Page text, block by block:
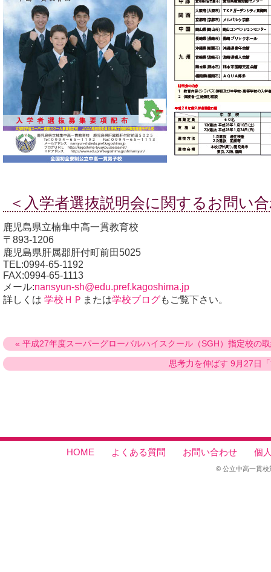
＜入学者選抜説明会に関するお問い
鹿児島県立楠隼中高一貫教育校
〒893-1206
鹿児島県肝属郡肝付町前田5025
TEL:0994-65-1192
FAX:0994-65-1113
メール:nansyun-sh@edu.pref.kagoshima.jp
詳しくは 学校ＨＰ または学校ブログもご覧下さい。
« 平成27年度スーパーグローバルハイスクール（SGH）指定校の
思考力を伸ばす 9月27日
HOME よくある質問 お問い合わせ 個
© 公立中高一貫校